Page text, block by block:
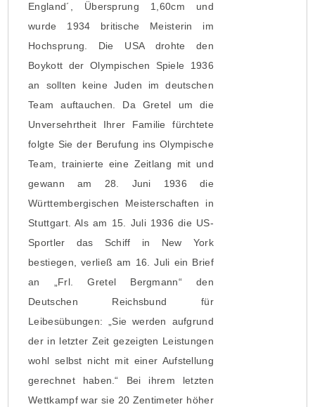
England´, Übersprung 1,60cm und
wurde 1934 britische Meisterin im
Hochsprung. Die USA drohte den
Boykott der Olympischen Spiele 1936
an sollten keine Juden im deutschen
Team auftauchen. Da Gretel um die
Unversehrtheit Ihrer Familie fürchtete
folgte Sie der Berufung ins Olympische
Team, trainierte eine Zeitlang mit und
gewann am 28. Juni 1936 die
Württembergischen Meisterschaften in
Stuttgart. Als am 15. Juli 1936 die US-
Sportler das Schiff in New York
bestiegen, verließ am 16. Juli ein Brief
an „Frl. Gretel Bergmann“ den
Deutschen Reichsbund für
Leibesübungen: „Sie werden aufgrund
der in letzter Zeit gezeigten Leistungen
wohl selbst nicht mit einer Aufstellung
gerechnet haben.“ Bei ihrem letzten
Wettkampf war sie 20 Zentimeter höher